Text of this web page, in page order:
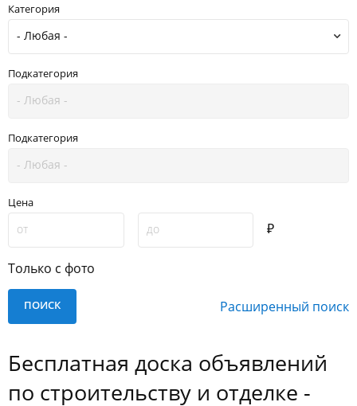
Категория
Подкатегория
Подкатегория
Цена
₽
Только с фото
Расширенный поиск
Бесплатная доска объявлений
по строительству и отделке -